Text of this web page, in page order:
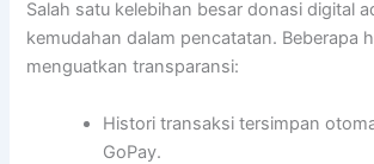
Salah satu kelebihan besar donasi digital
kemudahan dalam pencatatan. Beberapa
menguatkan transparansi:
Histori transaksi tersimpan
GoPay.